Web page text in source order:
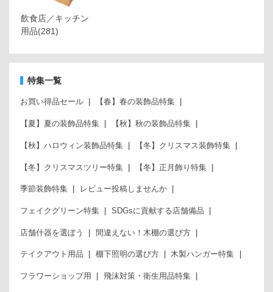
飲食店／キッチン
用品(281)
特集一覧
お買い得品セール 【春】春の装飾品特集
【夏】夏の装飾品特集 【秋】秋の装飾品特集
【秋】ハロウィン装飾品特集 【冬】クリスマス装飾特集
【冬】クリスマスツリー特集 【冬】正月飾り特集
季節装飾特集 レビュー投稿しませんか
フェイクグリーン特集 SDGsに貢献する店舗備品
店舗什器を選ぼう 間違えない！木棚の選び方
テイクアウト用品 棚下照明の選び方 木製ハンガー特集
フラワーショップ用 飛沫対策・衛生用品特集